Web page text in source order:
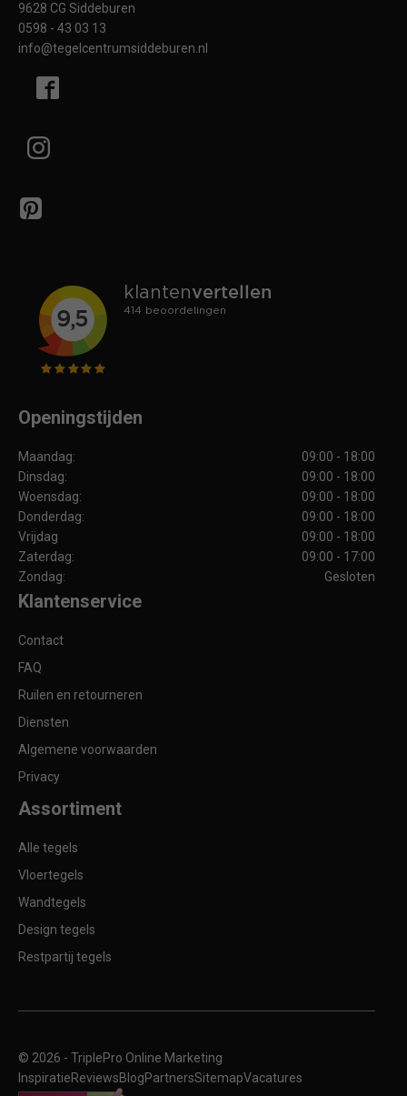
9628 CG Siddeburen
0598 - 43 03 13
info@tegelcentrumsiddeburen.nl
Openingstijden
Maandag:
09:00 - 18:00
Dinsdag:
09:00 - 18:00
Woensdag:
09:00 - 18:00
Donderdag:
09:00 - 18:00
Vrijdag
09:00 - 18:00
Zaterdag:
09:00 - 17:00
Zondag:
Gesloten
Klantenservice
Contact
FAQ
Ruilen en retourneren
Diensten
Algemene voorwaarden
Privacy
Assortiment
Alle tegels
Vloertegels
Wandtegels
Design tegels
Restpartij tegels
© 2026 - TriplePro Online Marketing
InspiratieReviewsBlogPartnersSitemapVacatures